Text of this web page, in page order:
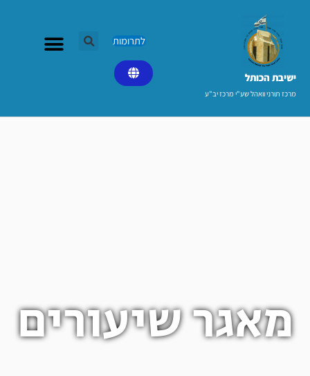
ישיבת הכותל​
מרכז תורני וואהל שע"י מרכז יב"ע
לתרומות
מאגר שיעורים